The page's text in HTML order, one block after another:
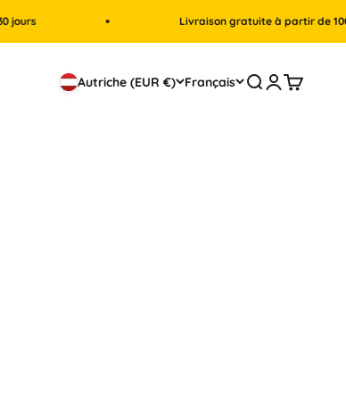
Livraison gratuite à partir de 100 CHF
Autriche (EUR €) Français Recherche
Connexion
Panier